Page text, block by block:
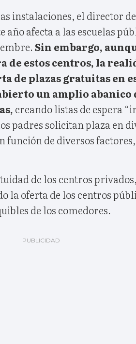
instalaciones, el director
año afecta a las escuelas
Sin embargo,
de estos centros, la
de plazas gratuitas en
un amplio abanico
creando listas de espera
padres solicitan plaza en
función de diversos
de los centros
la oferta de los centros
de los comedores.